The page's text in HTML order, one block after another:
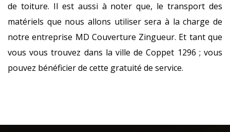
de toiture. Il est aussi à noter que, le transport des
matériels que nous allons utiliser sera à la charge de
notre entreprise MD Couverture Zingueur. Et tant que
vous vous trouvez dans la ville de Coppet 1296 ; vous
pouvez bénéficier de cette gratuité de service.